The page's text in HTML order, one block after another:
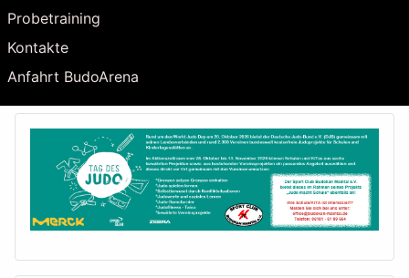
Probetraining
Kontakte
Anfahrt BudoArena